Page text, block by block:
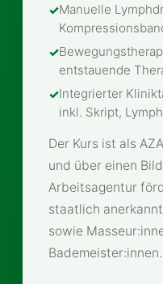
Manuelle
entstauende
Integrierter
inkl. Skript,
Der Kurs ist als
und über einen
Arbeitsagentur
staatlich
sowie
Bademeister:innen.